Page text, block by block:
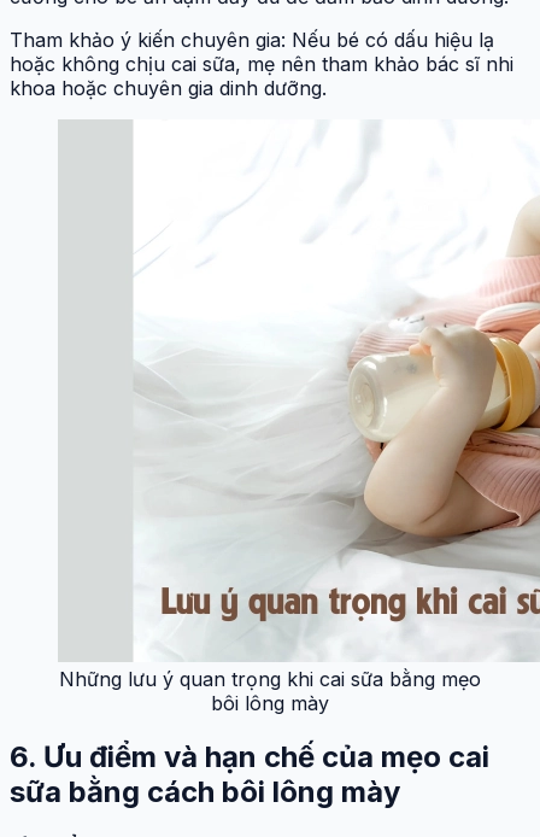
Tham khảo ý kiến chuyên gia: Nếu bé có dấu hiệu lạ
hoặc không chịu cai sữa, mẹ nên tham khảo bác sĩ nhi
khoa hoặc chuyên gia dinh dưỡng.
Những lưu ý quan trọng khi cai sữa bằng mẹo
bôi lông mày
6. Ưu điểm và hạn chế của mẹo cai
sữa bằng cách bôi lông mày